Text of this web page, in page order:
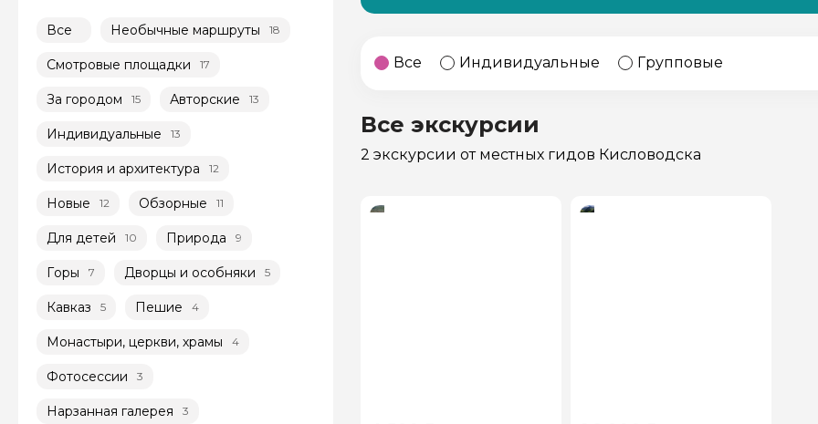
Дербент 17 экскурсий
Все Необычные маршруты 18
Смотровые площадки 17
За городом 15 Авторские 13
Индивидуальные 13
История и архитектура 12
Новые 12 Обзорные 11
Для детей 10 Природа 9
Горы 7 Дворцы и особняки 5
Кавказ 5 Пешие 4
Монастыри, церкви, храмы 4
Фотосессии 3
Нарзанная галерея 3
Все Индивидуальные Групповые
Все экскурсии
2 экскурсии от местных гидов Кисловодска